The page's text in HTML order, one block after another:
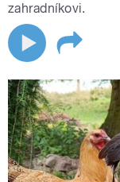
zahradníkovi.